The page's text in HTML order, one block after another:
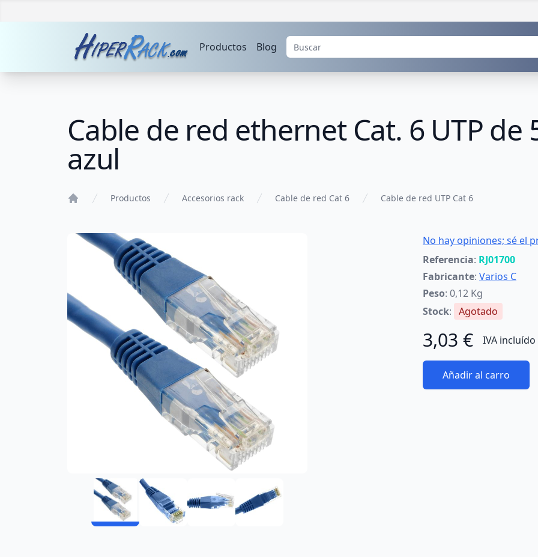
Productos Blog
Cable de red ethernet Cat. 6 UTP de
azul
Productos Accesorios rack Cable de red Cat 6 Cable de red UTP Cat 6
No hay opiniones; sé el
Referencia: RJ01700
Fabricante: Varios C
Peso: 0,12 Kg
Stock: Agotado
3,03 € IVA incluído
Añadir al carro